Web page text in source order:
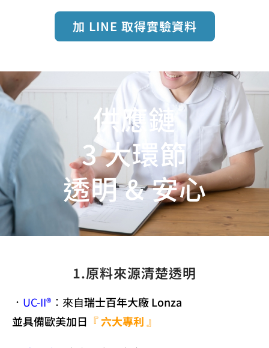
加 LINE 取得實驗資料
供應鏈
3 大環節
透明 & 安心
1.原料來源清楚透明
． UC-II® ：來自瑞士百年大廠 Lonza
並具備歐美加日 『六大專利』